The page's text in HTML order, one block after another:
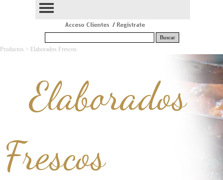
Buscar
Productos > Elaborados Frescos
Elaborados
Frescos